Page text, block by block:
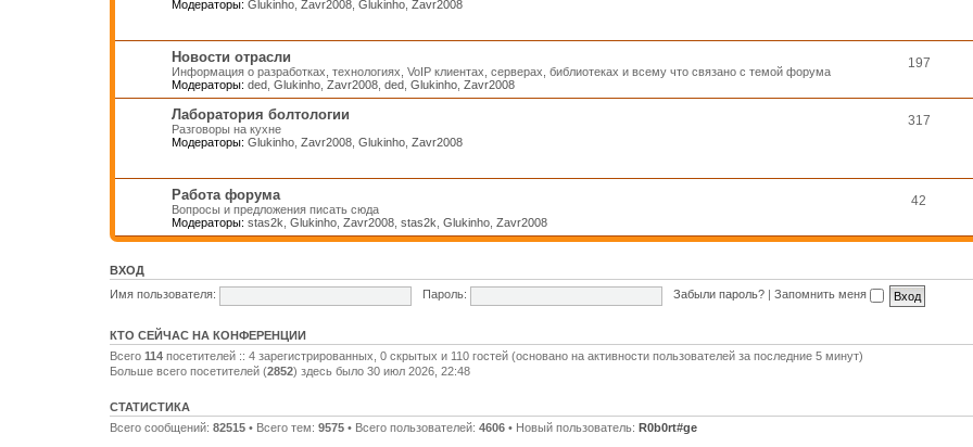
Модераторы: Glukinho, Zavr2008, Glukinho, Zavr2008
Новости отрасли
Информация о разработках, технологиях, VoIP клиентах, серверах, библиотеках и всему что связано с темой форума
Модераторы: ded, Glukinho, Zavr2008, ded, Glukinho, Zavr2008
197
Лаборатория болтологии
Разговоры на кухне
Модераторы: Glukinho, Zavr2008, Glukinho, Zavr2008
317
Работа форума
Вопросы и предложения писать сюда
Модераторы: stas2k Glukinho, Zavr2008, stas2k Glukinho, Zavr2008
42
ВХОД
Имя пользователя:
Пароль: Забыли пароль? Запомнить меня
КТО СЕЙЧАС НА КОНФЕРЕНЦИИ
Всего 114посетителей :: 4 зарегистрированных, 0 скрытых и 110 гостей (основано на активности пользователей за последние 5 минут)
Больше всего посетителей (2852) здесь было 30 июл 2026, 22:48
СТАТИСТИКА
Всего сообщений: 82515• Всего тем: 9575• Всего пользователей: 4606• Новый пользователь: R0b0rt#ge